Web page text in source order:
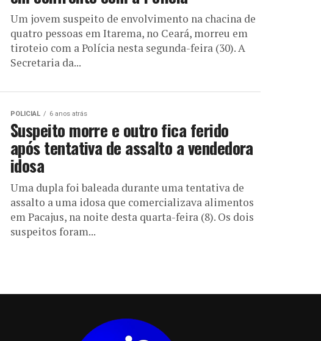
Um jovem suspeito de envolvimento na chacina de
quatro pessoas em Itarema, no Ceará, morreu em
tiroteio com a Polícia nesta segunda-feira (30). A
Secretaria da...
POLICIAL 6 anos atrás
Suspeito morre e outro fica ferido
após tentativa de assalto a vendedora
idosa
Uma dupla foi baleada durante uma tentativa de
assalto a uma idosa que comercializava alimentos
em Pacajus, na noite desta quarta-feira (8). Os dois
suspeitos foram...